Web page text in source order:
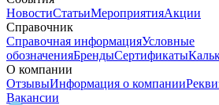
НовостиСтатьиМероприятияАкции
Справочник
Справочная информацияУсловные
обозначенияБрендыСертификаты
О компании
ОтзывыИнформация о компании
Вакансии